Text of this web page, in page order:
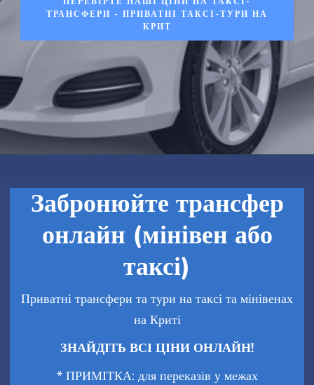
ТРАНСФЕРИ - ПРИВАТНІ ТАКСІ-ТУРИ НА
КРИТ
Забронюйте трансфер
онлайн (мінівен або
таксі)
Приватні трансфери та тури на таксі та мінівенах
на Криті
ЗНАЙДІТЬ ВСІ ЦІНИ ОНЛАЙН!
* ПРИМІТКА: для переказів у межах